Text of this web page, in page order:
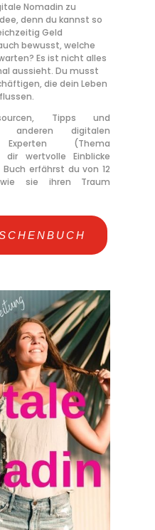
Nomadin zu
denn du kannst so
Geld
bewusst, welche
Es ist nicht alles
aussieht. Du musst
die dein Leben
Tipps und
anderen digitalen
(Thema
dir wertvolle Einblicke
erfährst du von 12
wie sie ihren Traum